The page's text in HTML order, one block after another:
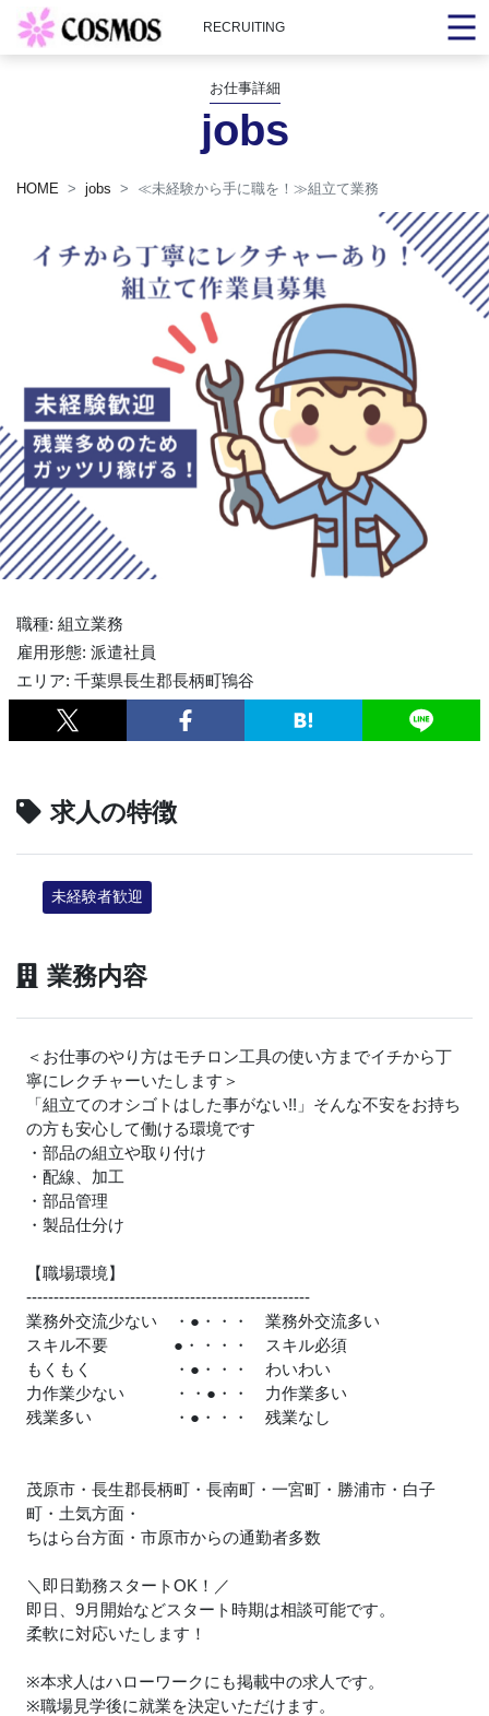
RECRUITING
お仕事詳細
jobs
HOME jobs ≪未経験から手に職を！≫組立て業務
職種: 組立業務
雇用形態: 派遣社員
エリア: 千葉県長生郡長柄町鴇谷
求人の特徴
未経験者歓迎
業務内容
＜お仕事のやり方はモチロン工具の使い方までイチから丁
寧にレクチャーいたします＞
「組立てのオシゴトはした事がない!!」そんな不安をお持ち
の方も安心して働ける環境です
・部品の組立や取り付け
・配線、加工
・部品管理
・製品仕分け
【職場環境】
----------------------------------------------------
業務外交流少ない ・●・・・ 業務外交流多い
スキル不要 ●・・・・ スキル必須
もくもく ・●・・・ わいわい
力作業少ない ・・●・・ 力作業多い
残業多い ・●・・・ 残業なし
茂原市・長生郡長柄町・長南町・一宮町・勝浦市・白子
町・土気方面・
ちはら台方面・市原市からの通勤者多数
＼即日勤務スタートOK！／
即日、9月開始などスタート時期は相談可能です。
柔軟に対応いたします！
※本求人はハローワークにも掲載中の求人です。
※職場見学後に就業を決定いただけます。